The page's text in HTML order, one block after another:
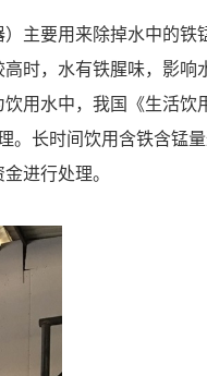
）主要用来除掉水中的
时，水有铁腥味，影
用水中，我国《生活
长时间饮用含铁含锰
进行处理。